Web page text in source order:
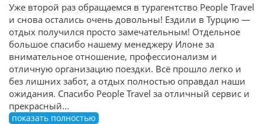
Уже второй раз обращаемся в турагентство People Travel
и снова остались очень довольны! Ездили в Турцию —
отдых получился просто замечательным! Отдельное
большое спасибо нашему менеджеру Илоне за
внимательное отношение, профессионализм и
отличную организацию поездки. Всё прошло легко и
без лишних забот, а отдых полностью оправдал наши
ожидания. Спасибо People Travel за отличный сервис и
прекрасный...
показать полностью